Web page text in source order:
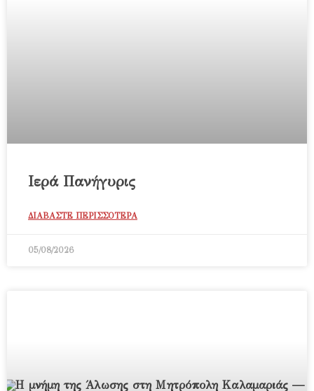
Ιερά Πανήγυρις
ΔΙΑΒΑΣΤΕ ΠΕΡΙΣΣΟΤΕΡΑ
05/08/2026